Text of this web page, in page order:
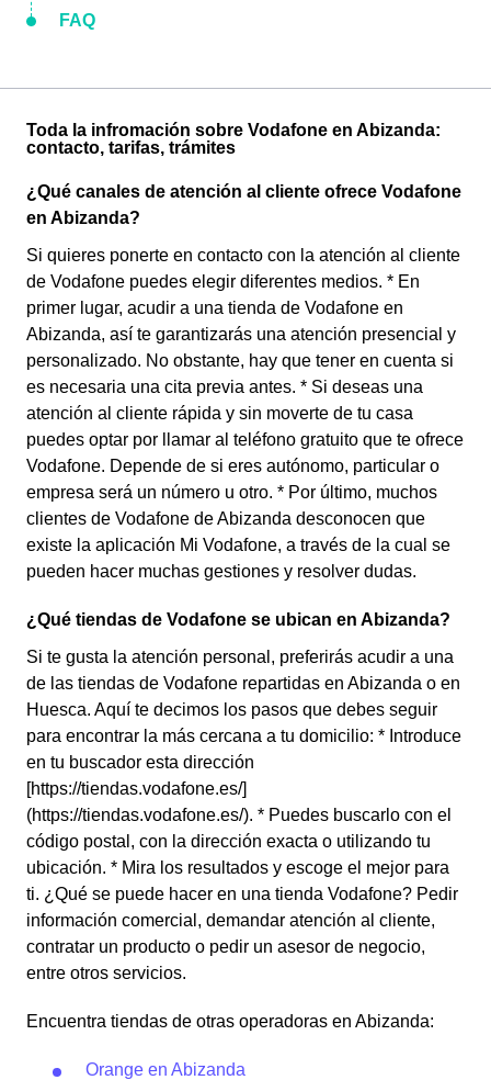
FAQ
Toda la infromación sobre Vodafone en Abizanda:
contacto, tarifas, trámites
¿Qué canales de atención al cliente ofrece Vodafone
en Abizanda?
Si quieres ponerte en contacto con la atención al cliente
de Vodafone puedes elegir diferentes medios. * En
primer lugar, acudir a una tienda de Vodafone en
Abizanda, así te garantizarás una atención presencial y
personalizado. No obstante, hay que tener en cuenta si
es necesaria una cita previa antes. * Si deseas una
atención al cliente rápida y sin moverte de tu casa
puedes optar por llamar al teléfono gratuito que te ofrece
Vodafone. Depende de si eres autónomo, particular o
empresa será un número u otro. * Por último, muchos
clientes de Vodafone de Abizanda desconocen que
existe la aplicación Mi Vodafone, a través de la cual se
pueden hacer muchas gestiones y resolver dudas.
¿Qué tiendas de Vodafone se ubican en Abizanda?
Si te gusta la atención personal, preferirás acudir a una
de las tiendas de Vodafone repartidas en Abizanda o en
Huesca. Aquí te decimos los pasos que debes seguir
para encontrar la más cercana a tu domicilio: * Introduce
en tu buscador esta dirección
[https://tiendas.vodafone.es/]
(https://tiendas.vodafone.es/). * Puedes buscarlo con el
código postal, con la dirección exacta o utilizando tu
ubicación. * Mira los resultados y escoge el mejor para
ti. ¿Qué se puede hacer en una tienda Vodafone? Pedir
información comercial, demandar atención al cliente,
contratar un producto o pedir un asesor de negocio,
entre otros servicios.
Encuentra tiendas de otras operadoras en Abizanda:
Orange en Abizanda